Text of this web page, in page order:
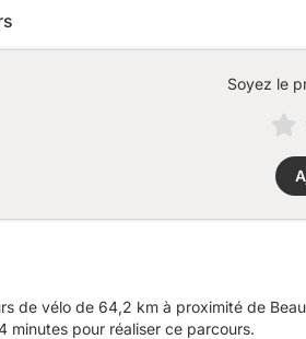
Soyez le
de vélo de 64,2 km à proximité de
minutes pour réaliser ce parcours.